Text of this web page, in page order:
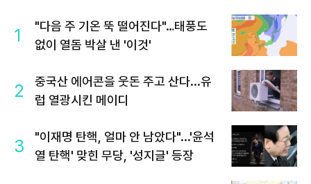
1
"다음 주 기온 뚝 떨어진다"…태풍도
없이 열돔 박살 낸 '이것'
2
중국산 에어콘을 웃돈 주고 산다...유
럽 열광시킨 메이디
3
"이재명 탄핵, 얼마 안 남았다"...'윤석
열 탄핵' 맞힌 무당, '성지글' 등장